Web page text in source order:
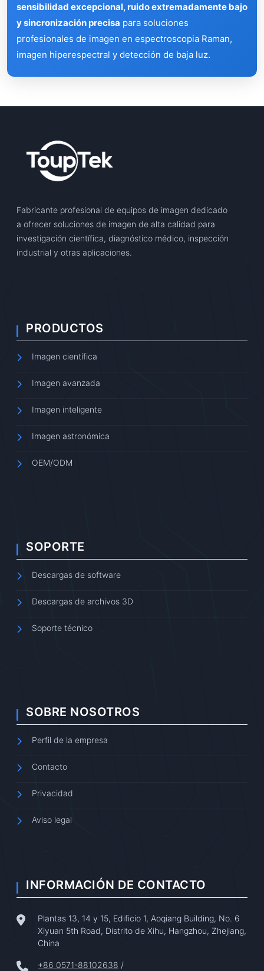
sensibilidad excepcional, ruido extremadamente bajo
y sincronización precisa para soluciones
profesionales de imagen en espectroscopia Raman,
imagen hiperespectral y detección de baja luz.
Fabricante profesional de equipos de imagen dedicado
a ofrecer soluciones de imagen de alta calidad para
investigación científica, diagnóstico médico, inspección
industrial y otras aplicaciones.
PRODUCTOS
Imagen científica
Imagen avanzada
Imagen inteligente
Imagen astronómica
OEM/ODM
SOPORTE
Descargas de software
Descargas de archivos 3D
Soporte técnico
SOBRE NOSOTROS
Perfil de la empresa
Contacto
Privacidad
Aviso legal
INFORMACIÓN DE CONTACTO
Plantas 13, 14 y 15, Edificio 1, Aoqiang Building, No. 6
Xiyuan 5th Road, Distrito de Xihu, Hangzhou, Zhejiang,
China
+86 0571-88102638 /